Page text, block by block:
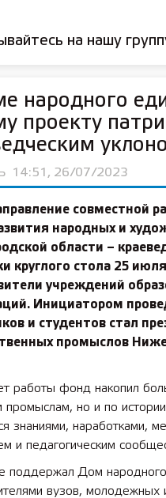
на нашу
народного
проекту
14:51, 26/07/2023
совместной
народных и
области –
круглого стола 25
учреждений
Инициатором
и студентов стал
промыслов
работы фонд накопил
но и по
знаниями, наработками,
и педагогическим
поддержал Дом
вузов,